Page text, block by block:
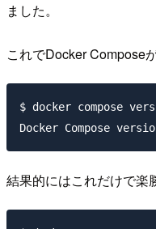
ました。
これでDocker Compose
$ docker compose
結果的にはこれだけで楽